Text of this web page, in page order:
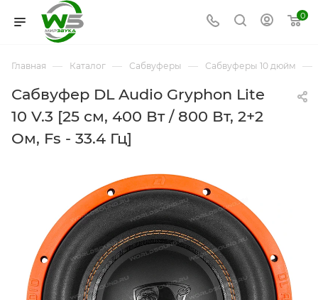
0
Главная — Каталог — Сабвуферы — Сабвуферы 10 дюйм —
Сабвуфер DL Audio Gryphon Lite
10 V.3 [25 см, 400 Вт / 800 Вт, 2+2
Ом, Fs - 33.4 Гц]